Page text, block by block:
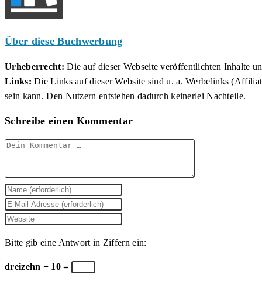
Über diese Buchwerbung
Urheberrecht: Die auf dieser Webseite veröffentlichten Inhalte
Links: Die Links auf dieser Website sind u. a. Werbelinks
sein kann. Den Nutzern entstehen dadurch keinerlei Nachteile.
Schreibe einen Kommentar
Kommentar
Gib
deinen
Namen
Benutzernamen
zum
Gib
deine
Mail-
Adresse
Gib
Website-
URL
Bitte gib eine Antwort in Ziffern ein:
dreizehn − 10 =